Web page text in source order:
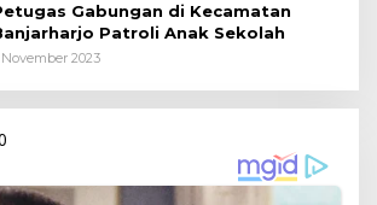
Gabungan di Kecamatan
Patroli Anak Sekolah
November 2023